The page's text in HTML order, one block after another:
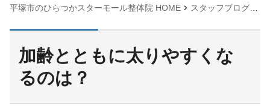
平塚市のひらつかスターモール整体院 HOME chevron_right スタッフブログ
加齢とともに太りやすくな
るのは？